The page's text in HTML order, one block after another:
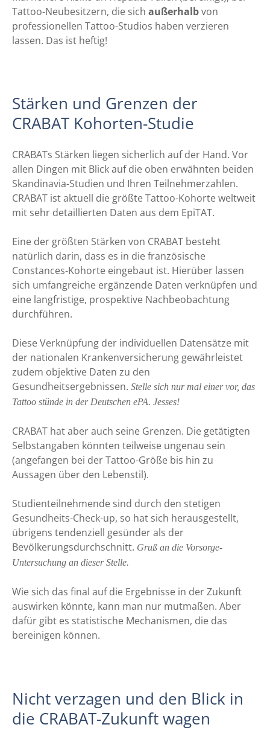
Tattoo-Neubesitzern, die sich außerhalbvon
professionellen Tattoo-Studios haben verzieren
lassen. Das ist heftig!
Stärken und Grenzen der
CRABAT Kohorten-Studie
CRABATs Stärken liegen sicherlich auf der Hand. Vor
allen Dingen mit Blick auf die oben erwähnten beiden
Skandinavia-Studien und Ihren Teilnehmerzahlen.
CRABAT ist aktuell die größte Tattoo-Kohorte weltweit
mit sehr detaillierten Daten aus dem EpiTAT.
Eine der größten Stärken von CRABAT besteht
natürlich darin, dass es in die französische
Constances-Kohorte eingebaut ist. Hierüber lassen
sich umfangreiche ergänzende Daten verknüpfen und
eine langfristige, prospektive Nachbeobachtung
durchführen.
Diese Verknüpfung der individuellen Datensätze mit
der nationalen Krankenversicherung gewährleistet
zudem objektive Daten zu den
Gesundheitsergebnissen. Stelle sich nur mal einer vor, das
Tattoo stünde in der Deutschen ePA. Jesses!
CRABAT hat aber auch seine Grenzen. Die getätigten
Selbstangaben könnten teilweise ungenau sein
(angefangen bei der Tattoo-Größe bis hin zu
Aussagen über den Lebenstil).
Studienteilnehmende sind durch den stetigen
Gesundheits-Check-up, so hat sich herausgestellt,
übrigens tendenziell gesünder als der
Bevölkerungsdurchschnitt. Gruß an die Vorsorge-
Untersuchung an dieser Stelle.
Wie sich das final auf die Ergebnisse in der Zukunft
auswirken könnte, kann man nur mutmaßen. Aber
dafür gibt es statistische Mechanismen, die das
bereinigen können.
Nicht verzagen und den Blick in
die CRABAT-Zukunft wagen